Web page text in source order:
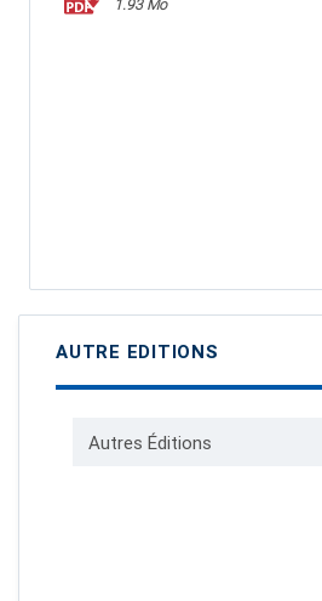
1.93 Mo
AUTRE EDITIONS
Autres Éditions